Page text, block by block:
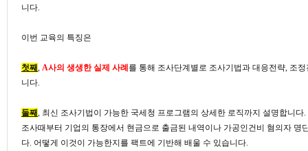
니다.
이번 교육의 특징은
첫째 A사의 생생한 실제 사례를 통해 조사단계별로 조사기법과 대응전략, 조
니다.
둘째 , 최신 조사기법이 가능한 국세청 프로그램의 상세한 로직까지 설명합니
조사때부터 기업의 통장에서 현금으로 출금된 내역이나 가공인건비 혐의자 명
다. 어떻게 이것이 가능한지를 팩트에 기반해 배울 수 있습니다.